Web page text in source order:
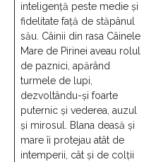
inteligență peste medie și
fidelitate față de stăpânul
său. Câinii din rasa Câinele
Mare de Pirinei aveau rolul
de paznici, apărând
turmele de lupi,
dezvoltându-și foarte
puternic și vederea, auzul
și mirosul. Blana deasă și
mare îi protejau atât de
intemperii, cât și de colții